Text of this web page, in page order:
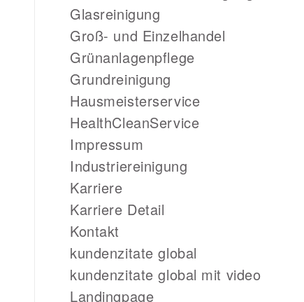
Glasreinigung
Groß- und Einzelhandel
Grünanlagenpflege
Grundreinigung
Hausmeisterservice
HealthCleanService
Impressum
Industriereinigung
Karriere
Karriere Detail
Kontakt
kundenzitate global
kundenzitate global mit video
Landingpage